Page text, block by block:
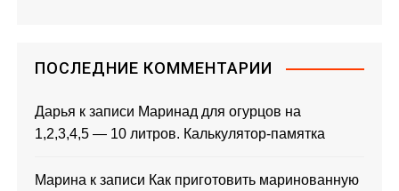
ПОСЛЕДНИЕ КОММЕНТАРИИ
Дарья к записи Маринад для огурцов на
1,2,3,4,5 — 10 литров. Калькулятор-памятка
Марина к записи Как приготовить маринованную